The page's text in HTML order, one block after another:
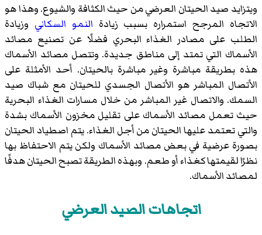
ويتزايد صيد الحيتان العرضي من حيث الكثافة والشيوع. وهذا هو
الاتجاه المرجح استمراره بسبب زيادة النمو السكاني وزيادة
الطلب على مصادر الغذاء البحري فضلًا عن تصنيع مصائد
الأسماك التي تمتد إلى مناطق جديدة. وتتصل مصائد الأسماك
هذه بطريقة مباشرة وغير مباشرة بالحيتان. أحد الأمثلة على
الأتصال المباشر هو الأتصال الجسدي للحيتان مع شباك صيد
السمك. والاتصال غير المباشر من خلال مسارات الغذاء البحرية
حيث تعمل مصائد الأسماك على تقليل مخزون الأسماك بشدة
والتي تعتمد عليها الحيتان من أجل الغذاء. يتم اصطياد الحيتان
بصورة عرضية في بعض مصائد الأسماك ولكن يتم الاحتفاظ بها
نظرًا لقيمتها كغذاء أو طعم. وبهذه الطريقة تصبح الحيتان هدفًا
لمصائد الأسماك.
اتجاهات الصيد العرضي